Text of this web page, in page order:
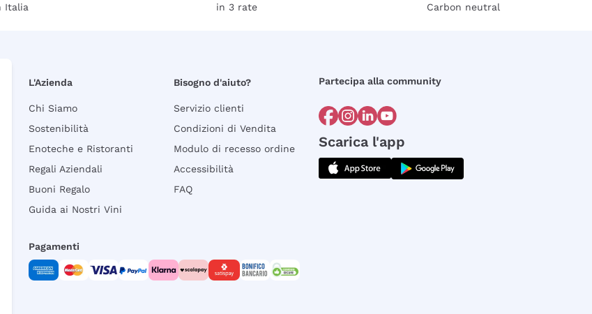
Italia
in 3 rate
Carbon neutral
L'Azienda
Chi Siamo
Sostenibilità
Enoteche e Ristoranti
Regali Aziendali
Buoni Regalo
Guida ai Nostri Vini
Bisogno d'aiuto?
Servizio clienti
Condizioni di Vendita
Modulo di recesso ordine
Accessibilità
FAQ
Partecipa alla community
Scarica l'app
Pagamenti